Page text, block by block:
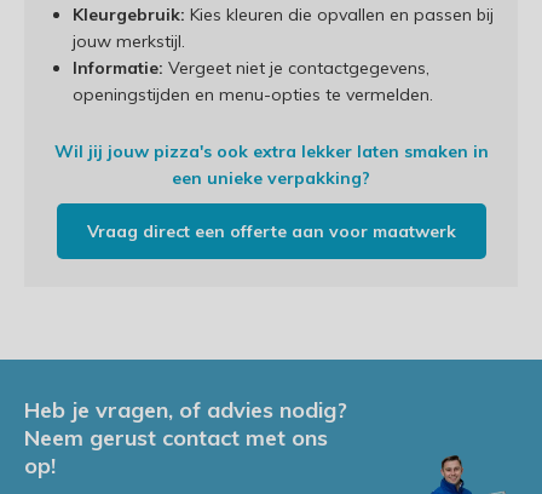
Kleurgebruik: Kies kleuren die opvallen en passen bij
jouw merkstijl.
Informatie: Vergeet niet je contactgegevens,
openingstijden en menu-opties te vermelden.
Wil jij jouw pizza's ook extra lekker laten smaken in
een unieke verpakking?
Vraag direct een offerte aan voor maatwerk
Heb je vragen, of advies nodig?
Neem gerust contact met ons
op!